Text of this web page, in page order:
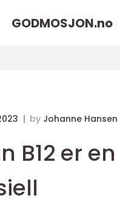
GODMOSJON.no
by Johanne Hansen
B12 er en